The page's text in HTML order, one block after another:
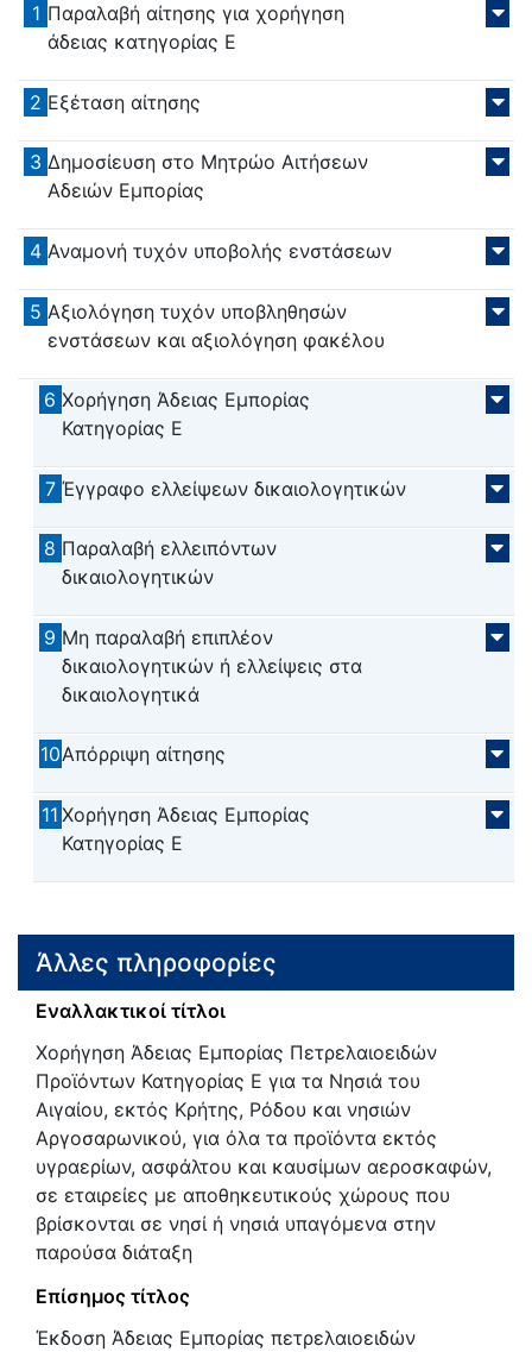
1 Παραλαβή αίτησης για χορήγηση
άδειας κατηγορίας Ε
2 Εξέταση αίτησης
3 Δημοσίευση στο Μητρώο Αιτήσεων
Αδειών Εμπορίας
4 Αναμονή τυχόν υποβολής ενστάσεων
5 Αξιολόγηση τυχόν υποβληθησών
ενστάσεων και αξιολόγηση φακέλου
6 Χορήγηση Άδειας Εμπορίας
Κατηγορίας Ε
7 Έγγραφο ελλείψεων δικαιολογητικών
8 Παραλαβή ελλειπόντων
δικαιολογητικών
9 Μη παραλαβή επιπλέον
δικαιολογητικών ή ελλείψεις στα
δικαιολογητικά
10Απόρριψη αίτησης
11 Χορήγηση Άδειας Εμπορίας
Κατηγορίας Ε
Άλλες πληροφορίες
Εναλλακτικοί τίτλοι
Χορήγηση Άδειας Εμπορίας Πετρελαιοειδών
Προϊόντων Κατηγορίας Ε για τα Νησιά του
Αιγαίου, εκτός Κρήτης, Ρόδου και νησιών
Αργοσαρωνικού, για όλα τα προϊόντα εκτός
υγραερίων, ασφάλτου και καυσίμων αεροσκαφών,
σε εταιρείες με αποθηκευτικούς χώρους που
βρίσκονται σε νησί ή νησιά υπαγόμενα στην
παρούσα διάταξη
Επίσημος τίτλος
Έκδοση Άδειας Εμπορίας πετρελαιοειδών